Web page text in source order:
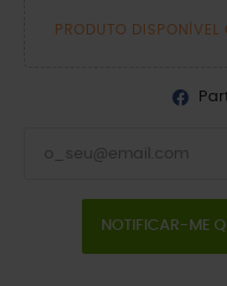
PRODUTO
NOTIFICAR-ME